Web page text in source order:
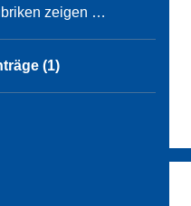
zeigen …
(1)